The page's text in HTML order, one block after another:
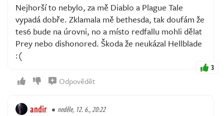
Nejhorší to nebylo, za mě Diablo a Plague Tale
vypadá dobře. Zklamala mě bethesda, tak doufám že
tes6 bude na úrovni, no a místo redfallu mohli dělat
Prey nebo dishonored. Škoda že neukázal Hellblade
:(
3
Odpovědět
andir neděle, 12. 6., 20:22